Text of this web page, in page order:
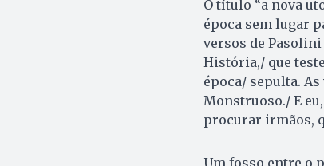
O título “a nova
época sem lugar
versos de
História,/ que
época/ sepulta.
Monstruoso./ E
procurar irmãos,
Um fosso entre o